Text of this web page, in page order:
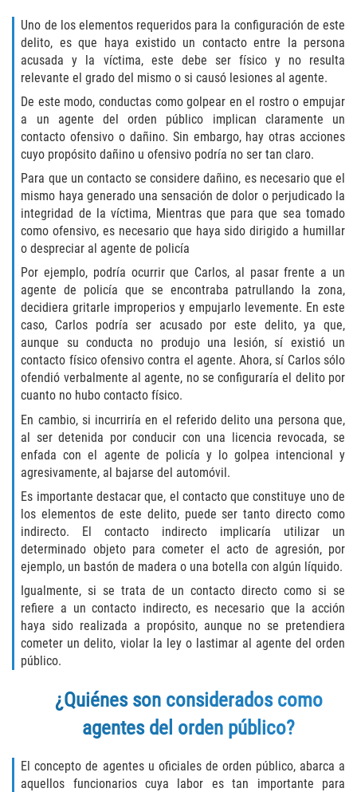
Delincuencia Juvenil
Audiencias de Disposición
Audiencias de Detención
Audiencias de Transferencia
Derechos de los Padres en Casos
Juveniles
Desviación Informal Juvenil
La Ley de los Tres Delitos y Fuera
Delitos por los cuales un Menor
puede ser Juzgado como Adulto
División de Justicia Juvenil
Libertad Condicional para Menores
Petición Aceptada
Proyecto de Ley del Senado SB 439
Sello de Registros Juveniles
Tutela de los Tribunales
Tribunal de Delincuencia Juvenil
Delitos de Armas
Aumento de Sentencias por Armas de
Fuego
Uno de los elementos requeridos para la configuración de este
delito, es que haya existido un contacto entre la persona
acusada y la víctima, este debe ser físico y no resulta
relevante el grado del mismo o si causó lesiones al agente.
De este modo, conductas como golpear en el rostro o empujar
a un agente del orden público implican claramente un
contacto ofensivo o dañino. Sin embargo, hay otras acciones
cuyo propósito dañino u ofensivo podría no ser tan claro.
Para que un contacto se considere dañino, es necesario que el
mismo haya generado una sensación de dolor o perjudicado la
integridad de la víctima, Mientras que para que sea tomado
como ofensivo, es necesario que haya sido dirigido a humillar
o despreciar al agente de policía
Por ejemplo, podría ocurrir que Carlos, al pasar frente a un
agente de policía que se encontraba patrullando la zona,
decidiera gritarle improperios y empujarlo levemente. En este
caso, Carlos podría ser acusado por este delito, ya que,
aunque su conducta no produjo una lesión, sí existió un
contacto físico ofensivo contra el agente. Ahora, sí Carlos sólo
ofendió verbalmente al agente, no se configuraría el delito por
cuanto no hubo contacto físico.
En cambio, si incurriría en el referido delito una persona que,
al ser detenida por conducir con una licencia revocada, se
enfada con el agente de policía y lo golpea intencional y
agresivamente, al bajarse del automóvil.
Es importante destacar que, el contacto que constituye uno de
los elementos de este delito, puede ser tanto directo como
indirecto. El contacto indirecto implicaría utilizar un
determinado objeto para cometer el acto de agresión, por
ejemplo, un bastón de madera o una botella con algún líquido.
Igualmente, si se trata de un contacto directo como si se
refiere a un contacto indirecto, es necesario que la acción
haya sido realizada a propósito, aunque no se pretendiera
cometer un delito, violar la ley o lastimar al agente del orden
público.
¿Quiénes son considerados como
agentes del orden público?
El concepto de agentes u oficiales de orden público, abarca a
aquellos funcionarios cuya labor es tan importante para